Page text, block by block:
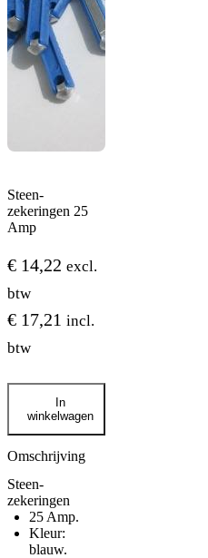
Steen-
zekeringen 25
Amp
€ 14,22 excl.
btw
€ 17,21 incl.
btw
Steen-
zekeringen
Amp
aantal
In
winkelwagen
Omschrijving
Steen-
zekeringen
25 Amp.
Kleur:
blauw.